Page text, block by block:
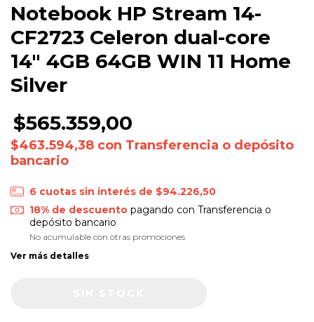
Notebook HP Stream 14-
CF2723 Celeron dual-core
14" 4GB 64GB WIN 11 Home
Silver
$565.359,00
$463.594,38 con Transferencia o depósito
bancario
6 cuotas sin interés de $94.226,50
18% de descuentopagando con Transferencia o
depósito bancario
No acumulable con otras promociones
Ver más detalles